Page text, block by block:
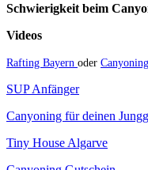
Schwierigkeit beim
Videos
Rafting Bayern oder
SUP Anfänger
Canyoning für deinen
Tiny House Algarve